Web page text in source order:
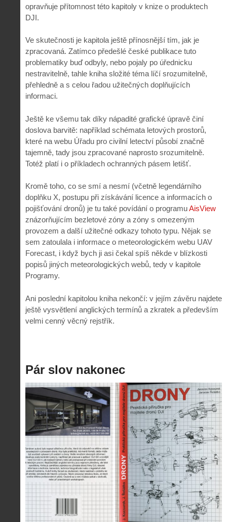
opravňuje přítomnost této kapitoly v knize o produktech
DJI.
Ve skutečnosti je kapitola ještě přínosnější tím, jak je
zpracovaná. Zatímco předešlé české publikace tuto
problematiky buď odbyly, nebo pojaly po úřednicku
nestravitelně, tahle kniha složité téma líčí srozumitelně,
přehledně a s celou řadou užitečných doplňujících
informaci.
Ještě ke všemu tak díky nápadité grafické úpravě činí
doslova barvitě: například schémata letových prostorů,
které na webu Úřadu pro civilní letectví působí značně
tajemně, tady jsou zpracované naprosto srozumitelně.
Totéž platí i o příkladech ochranných pásem letišť.
Kromě toho, co se smí a nesmí (včetně legendárního
doplňku X, postupu při získávání licence a informacích o
pojišťování dronů) je tu také povídání o programuAisView
znázorňujícím bezletové zóny a zóny s omezeným
provozem a další užitečné odkazy tohoto typu. Nějak se
sem zatoulala i informace o meteorologickém webu UAV
Forecast, i když bych ji asi čekal spíš někde v blízkosti
popisů jiných meteorologických webů, tedy v kapitole
Programy.
Ani poslední kapitolou kniha nekončí: v jejím závěru najdete
ještě vysvětlení anglických termínů a zkratek a především
velmi cenný věcný rejstřík.
Pár slov nakonec